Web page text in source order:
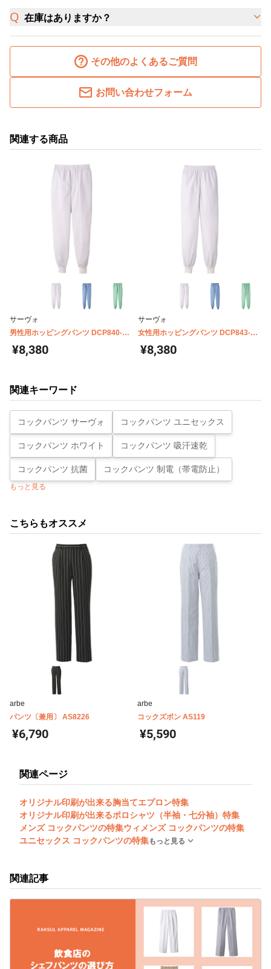
在庫はありますか？
その他のよくあるご質問
お問い合わせフォーム
関連する商品
サーヴォ
男性用ホッピングパンツ DCP840-
¥8,380
サーヴォ
女性用ホッピングパンツ DCP843-
¥8,380
関連キーワード
コックパンツ サーヴォ コックパンツ ユニセックス
コックパンツ ホワイト コックパンツ 吸汗速乾
コックパンツ 抗菌 コックパンツ 制電（帯電防止）
もっと見る
こちらもオススメ
arbe
パンツ〔兼用〕 AS8226
¥6,790
arbe
コックズボン AS119
¥5,590
関連ページ
オリジナル印刷が出来る胸当てエプロン特集
オリジナル印刷が出来るポロシャツ（半袖・七分袖）特集
メンズ コックパンツの特集ウィメンズ コックパンツの特集
ユニセックス コックパンツの特集もっと見る
関連記事